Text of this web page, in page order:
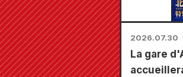
2026.07.30
La gare